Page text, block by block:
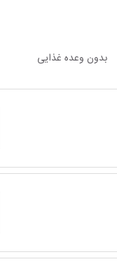
بدون وعده غذایی